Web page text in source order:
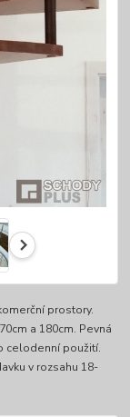
prostory.
a 180cm. Pevná
celodenní použití.
v rozsahu 18-